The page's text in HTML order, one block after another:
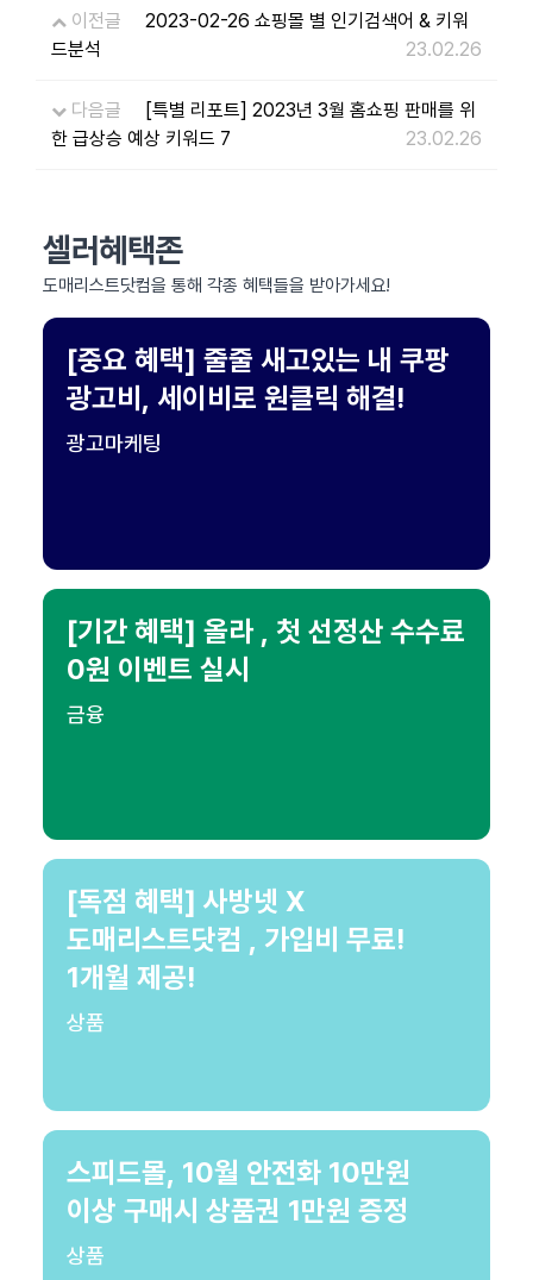
이전글
2023-02-26 쇼핑몰 별 인기검색어 & 키워
드분석
23.02.26
다음글
[특별 리포트] 2023년 3월 홈쇼핑 판매를 위
한 급상승 예상 키워드 7
23.02.26
셀러혜택존
도매리스트닷컴을 통해 각종 혜택들을 받아가세요!
[중요 혜택] 줄줄 새고있는 내 쿠팡
광고비, 세이비로 원클릭 해결!
광고마케팅
[기간 혜택] 올라 , 첫 선정산 수수료
0원 이벤트 실시
금융
[독점 혜택] 사방넷 X
도매리스트닷컴 , 가입비 무료!
1개월 제공!
상품
스피드몰, 10월 안전화 10만원
이상 구매시 상품권 1만원 증정
상품